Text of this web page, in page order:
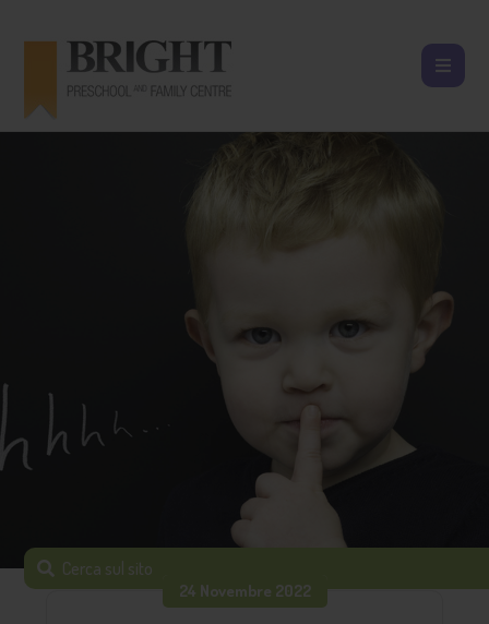
24 Novembre 2022